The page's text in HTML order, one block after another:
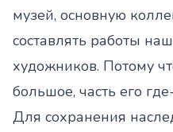
музей, основную
составлять работы
художников. Потому
большое, часть его
Для сохранения